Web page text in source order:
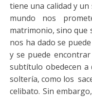
tiene una calidad y
mundo nos
matrimonio, sino que
nos ha dado se
y se puede
subtítulo obedecen
soltería, como los
celibato. Sin